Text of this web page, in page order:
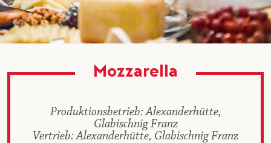
Mozzarella
Produktionsbetrieb: Alexanderhütte,
Glabischnig Franz
Vertrieb: Alexanderhütte, Glabischnig Franz